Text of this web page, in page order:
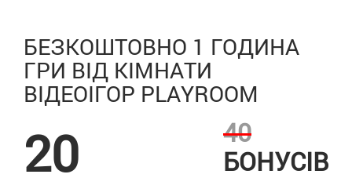
БЕЗКОШТОВНО 1 ГОДИНА
ГРИ ВІД КІМНАТИ
ВІДЕОІГОР PLAYROOM
20
40
БОНУСІВ